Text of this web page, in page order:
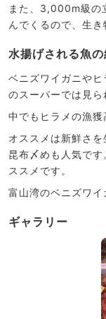
また、3,000m級の
んでくるので、生き
水揚げされる魚
ベニズワイガニや
のスーパーでは見ら
中でもヒラメの漁獲
オススメは新鮮さを
昆布〆めも人気で
ススメです。
富山湾のベニズワ
ギャラリー